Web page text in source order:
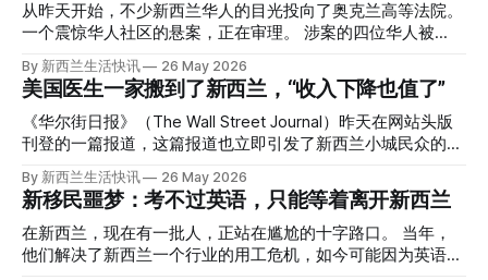
从昨天开始，不少新西兰华人的目光投向了奥克兰高等法院。
一个震惊华人社区的悬案，正在审理。 涉案的四位华人被
告，站在了法庭，被控与一位70岁中国女人的死有关。 事情
的复杂程度，远超人们的想象。 神秘的黑色塑料袋 先让我们
回到2024年3月12日。 新西兰一个名叫Paul Middleton的老
人，在奥克兰Gulf Harbour钓鱼时，发现了一个黑色塑料袋，
里面是一堆衣服。 再扒开衣服，他看到了一只手，一只人
腰部对折，黑色胶带缠着头、手腕和身体，整个人被绑成胎儿
状。 两个10公斤的米袋装满了石头，用胶带死死缠在尸体
上。 死者是亚洲面孔的老年女性，头部、脸、胳膊都有钝器
伤，当时身穿一件“娟燕牌”内衣和黑色长裤。 她是谁？没有人
By 新西兰生活快讯 26 May 2026
美国医生一家搬到了新西兰，“收入下降也值了”
《华尔街日报》（The Wall Street Journal）昨天在网站头版
刊登的一篇报道，这篇报道也立即引发了新西兰小城民众的兴
趣： “精疲力尽的美国医生，正在离开美国，前往新西兰一座
偏远小镇。” “精疲力尽的美国医生”搬家新西兰 四年前，在加
州拉霍亚（La Jolla）一家医院担任内科医生的Brandon
Williams医生达到了崩溃的边缘。 患者人数激增、医疗人员短
缺、医疗事故诉讼的威胁，以及对患者无力支付医疗费用的忧
By 新西兰生活快讯 26 May 2026
新移民噩梦：考不过英语，只能等着离开新西兰
在新西兰，现在有一批人，正站在尴尬的十字路口。 当年，
他们解决了新西兰一个行业的用工危机，如今可能因为英语考